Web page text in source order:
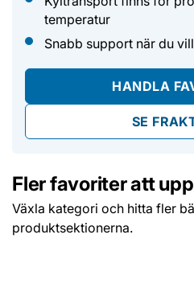
temperatur
Snabb support när du
HANDLA
SE
Fler favoriter att
Växla kategori och hitta fler
produktsektionerna.